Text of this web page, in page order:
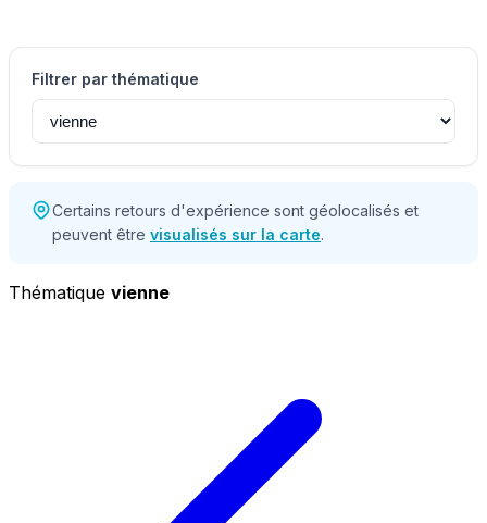
Filtrer par thématique
Certains retours d'expérience sont géolocalisés et
peuvent être visualisés sur la carte.
Thématique vienne